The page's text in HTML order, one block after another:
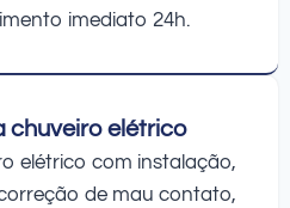
imediato 24h.
chuveiro elétrico
elétrico com instalação,
de mau contato,